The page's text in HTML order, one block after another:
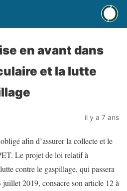
en avant dans
et la lutte
il y a 7 ans
afin d’assurer la collecte et le
Le projet de loi relatif à
contre le gaspillage, qui passera
2019, consacre son article 12 à